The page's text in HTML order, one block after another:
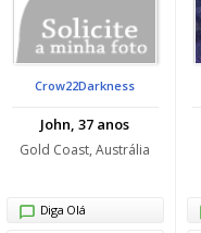
Crow22Darkness
John, 37 anos
Gold Coast, Austrália
Diga Olá